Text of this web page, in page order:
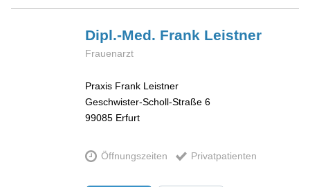
Dipl.-Med. Frank Leistner
Frauenarzt
Praxis Frank Leistner
Geschwister-Scholl-Straße 6
99085 Erfurt
Öffnungszeiten Privatpatienten